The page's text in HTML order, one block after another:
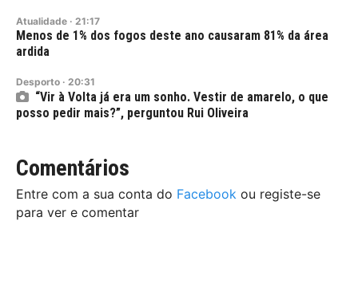
Atualidade · 21:17
Menos de 1% dos fogos deste ano causaram 81% da área
ardida
Desporto · 20:31
“Vir à Volta já era um sonho. Vestir de amarelo, o que
posso pedir mais?”, perguntou Rui Oliveira
Comentários
Entre com a sua conta do Facebook ou registe-se
para ver e comentar